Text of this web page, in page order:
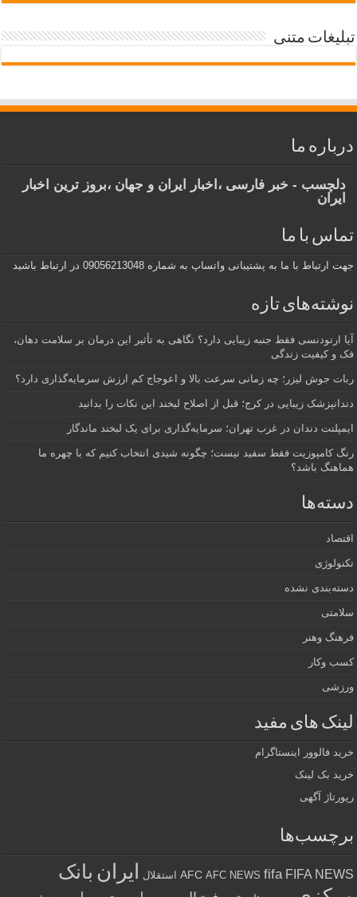
تبلیغات متنی
درباره ما
دلچسب - خبر فارسی ،اخبار ایران و جهان ،بروز ترین اخبار
ایران
تماس با ما
جهت ارتباط با ما به پشتیبانی واتساپ به شماره 09056213048 در ارتباط باشید
نوشته‌های تازه
آیا ارتودنسی فقط جنبه زیبایی دارد؟ نگاهی به تأثیر این درمان بر سلامت دهان،
فک و کیفیت زندگی
ربات جوش لیزر؛ چه زمانی سرعت بالا و اعوجاج کم ارزش سرمایه‌گذاری دارد؟
دندانپزشک زیبایی در کرج؛ قبل از اصلاح لبخند این نکات را بدانید
ایمپلنت دندان در غرب تهران؛ سرمایه‌گذاری برای یک لبخند ماندگار
رنگ کامپوزیت فقط سفید نیست؛ چگونه شیدی انتخاب کنیم که با چهره ما
هماهنگ باشد؟
دسته‌ها
اقتصاد
تکنولوژی
دسته‌بندی نشده
سلامتی
فرهنگ وهنر
کسب وکار
ورزشی
لینک های مفید
خرید فالوور اینستاگرام
خرید بک لینک
رپورتاژ آگهی
برچسب‌ها
AFC AFC NEWS fifa FIFA NEWS استقلال ایران بانک